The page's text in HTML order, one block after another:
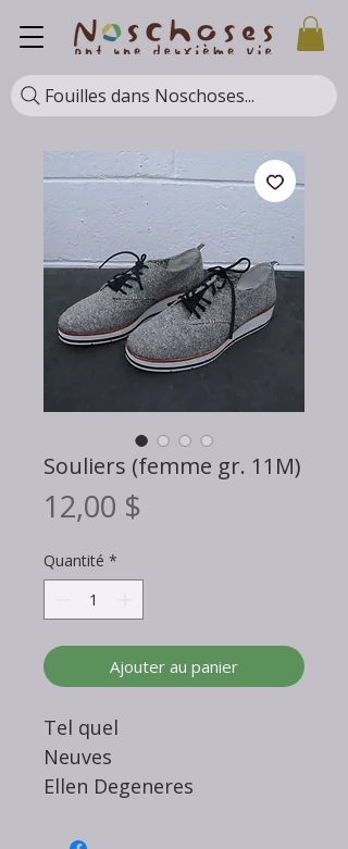
Fouilles dans Noschoses...
Souliers (femme gr. 11M)
12,00 $
Quantité *
Ajouter au panier
Tel quel
Neuves
Ellen Degeneres